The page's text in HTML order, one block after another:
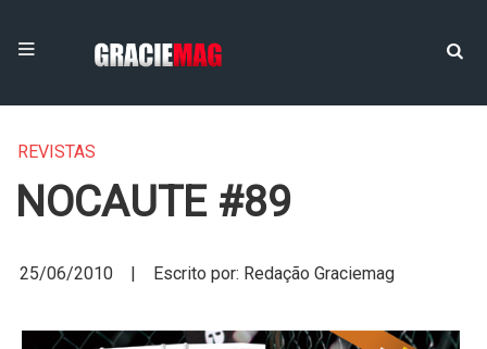
REVISTAS
NOCAUTE #89
25/06/2010 | Escrito por: Redação Graciemag